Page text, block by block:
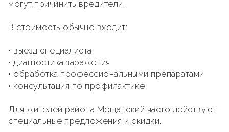
могут причинить вредители.
В стоимость обычно входит:
• выезд специалиста
• диагностика заражения
• обработка профессиональными препаратами
• консультация по профилактике
Для жителей района Мещанский часто действуют
специальные предложения и скидки.